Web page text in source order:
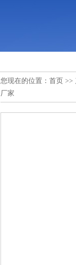
您现在的位置： 首页 >>
厂家